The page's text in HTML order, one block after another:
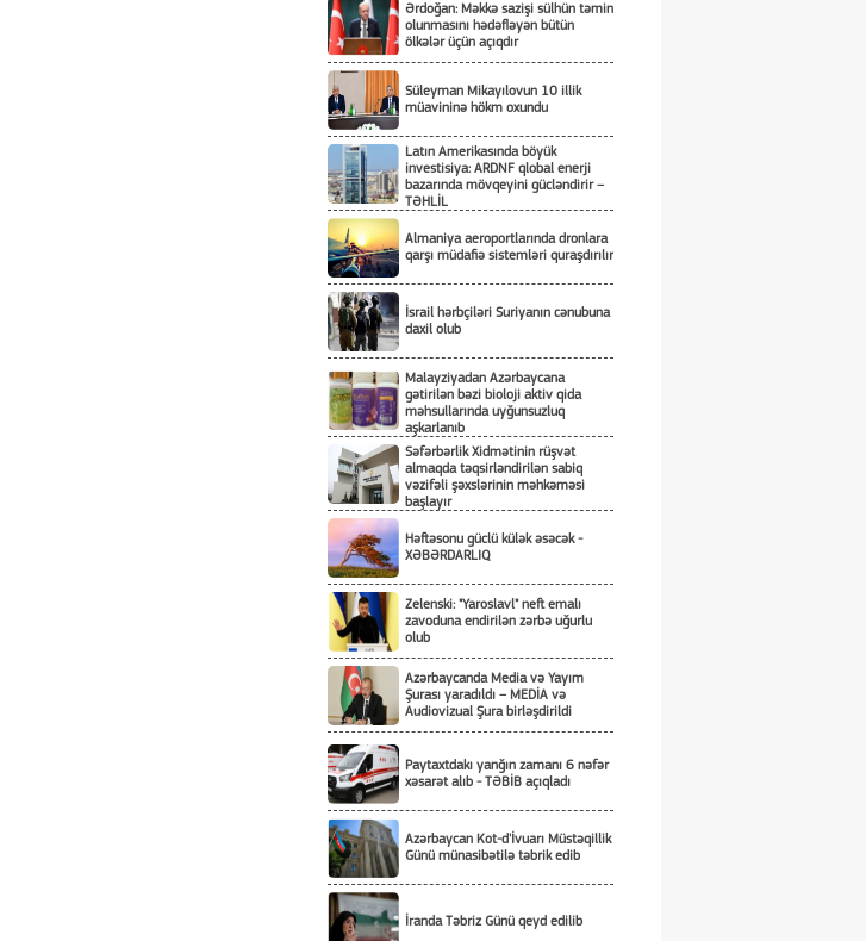
Ərdoğan: Məkkə sazişi sülhün təmin
olunmasını hədəfləyən bütün
ölkələr üçün açıqdır
Süleyman Mikayılovun 10 illik
müavininə hökm oxundu
Latın Amerikasında böyük
investisiya: ARDNF qlobal enerji
bazarında mövqeyini gücləndirir –
TƏHLİL
Almaniya aeroportlarında dronlara
qarşı müdafiə sistemləri quraşdırılır
İsrail hərbçiləri Suriyanın cənubuna
daxil olub
Malayziyadan Azərbaycana
gətirilən bəzi bioloji aktiv qida
məhsullarında uyğunsuzluq
aşkarlanıb
Səfərbərlik Xidmətinin rüşvət
almaqda təqsirləndirilən sabiq
vəzifəli şəxslərinin məhkəməsi
başlayır
Həftəsonu güclü külək əsəcək -
XƏBƏRDARLIQ
Zelenski: "Yaroslavl" neft emalı
zavoduna endirilən zərbə uğurlu
olub
Azərbaycanda Media və Yayım
Şurası yaradıldı – MEDİA və
Audiovizual Şura birləşdirildi
Paytaxtdakı yanğın zamanı 6 nəfər
xəsarət alıb - TƏBİB açıqladı
Azərbaycan Kot-d'İvuarı Müstəqillik
Günü münasibətilə təbrik edib
İranda Təbriz Günü qeyd edilib